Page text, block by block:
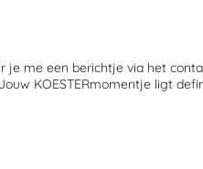
je me een berichtje via het
KOESTERmomentje ligt